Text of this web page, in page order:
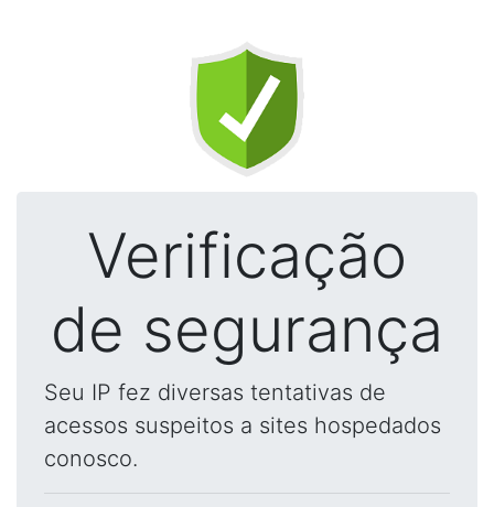
Verificação
de segurança
Seu IP fez diversas tentativas de
acessos suspeitos a sites hospedados
conosco.